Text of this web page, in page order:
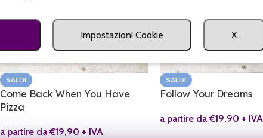
SALDI
Come Back When You Have
Pizza
a partire da€19,90 + IVA
SALDI
Follow Your Dreams
a partire da€19,90 + IVA
Impostazioni Cookie X